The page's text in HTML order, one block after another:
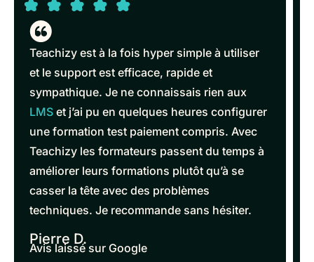
Teachizy est à la fois hyper simple à utiliser
et le support est efficace, rapide et
sympathique. Je ne connaissais rien aux
LMS et j’ai pu en quelques heures configurer
une formation test paiement compris. Avec
Teachizy les formateurs passent du temps à
améliorer leurs formations plutôt qu’à se
casser la tête avec des problèmes
techniques. Je recommande sans hésiter.
Pierre D.
Avis laissé sur Google